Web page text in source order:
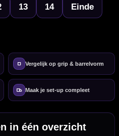
13 14 Einde
Vergelijk op grip & barrelvorm
Maak je set-up compleet
in één overzicht